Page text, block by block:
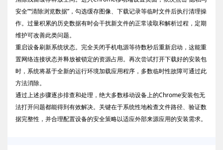
安全”“清除浏览数据”，勾选缓存图像、下载记录等临时文件后执行清理操
作。过量积累的历史数据有时会干扰新文件的正常读取和解析过程，定期
维护可改善此类问题。
重启设备刷新系统状态。完全关闭手机电源等待数秒后重新启动，这能重
置网络连接状态并释放被锁定的资源占用。再次尝试打开下载好的安装包
时，系统将基于全新的运行环境加载应用程序，多数临时性故障可通过此
方法消除。
通过上述步骤逐步排查和处理，绝大多数移动设备上的Chrome安装包无
法打开问题都能得到有效解决。关键在于系统性地检查文件路径、验证数
据完整性，并合理配置设备的安全策略以适应外部来源应用的安装需求。